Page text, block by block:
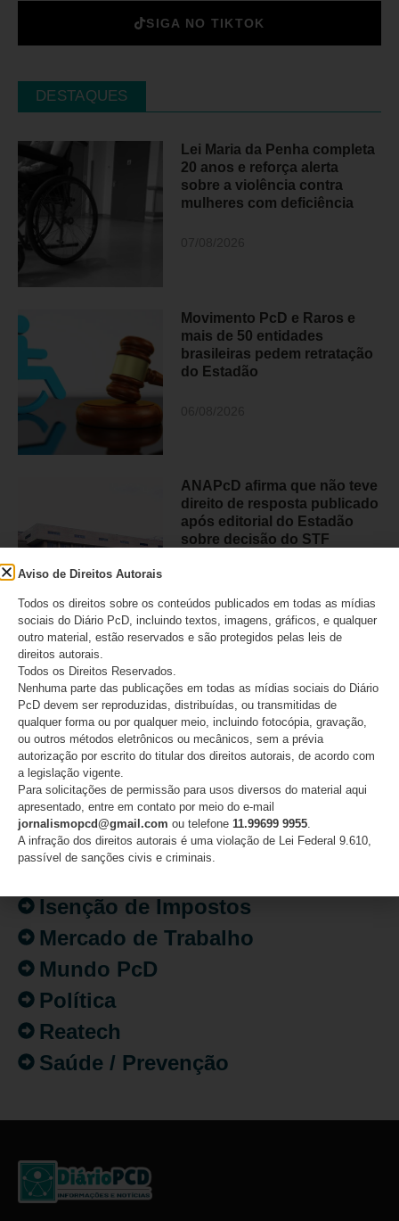
SIGA NO TIKTOK
DESTAQUES
Lei Maria da Penha completa
20 anos e reforça alerta
sobre a violência contra
mulheres com deficiência
Movimento PcD e Raros e
mais de 50 entidades
brasileiras pedem retratação
do Estadão
ANAPcD afirma que não teve
direito de resposta publicado
após editorial do Estadão
sobre decisão do STF
CATEGORIAS
Acessibilidade
Artigo/Opinião
Atualidades
Destaques
Fatos
Isenção de Impostos
Mercado de Trabalho
Mundo PcD
Política
Reatech
Saúde / Prevenção
Aviso de Direitos Autorais
Todos os direitos sobre os conteúdos publicados em todas as mídias
sociais do Diário PcD, incluindo textos, imagens, gráficos, e qualquer
outro material, estão reservados e são protegidos pelas leis de
direitos autorais.
Todos os Direitos Reservados.
Nenhuma parte das publicações em todas as mídias sociais do Diário
PcD devem ser reproduzidas, distribuídas, ou transmitidas de
qualquer forma ou por qualquer meio, incluindo fotocópia, gravação,
ou outros métodos eletrônicos ou mecânicos, sem a prévia
autorização por escrito do titular dos direitos autorais, de acordo com
a legislação vigente.
Para solicitações de permissão para usos diversos do material aqui
apresentado, entre em contato por meio do e-mail
jornalismopcd@gmail.com ou telefone 11.99699 9955.
A infração dos direitos autorais é uma violação de Lei Federal 9.610,
passível de sanções civis e criminais.